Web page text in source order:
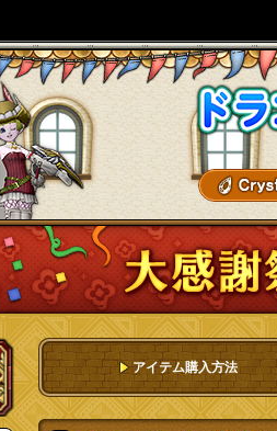
冒険者の広場へ
ログイン
アイテム購入方法